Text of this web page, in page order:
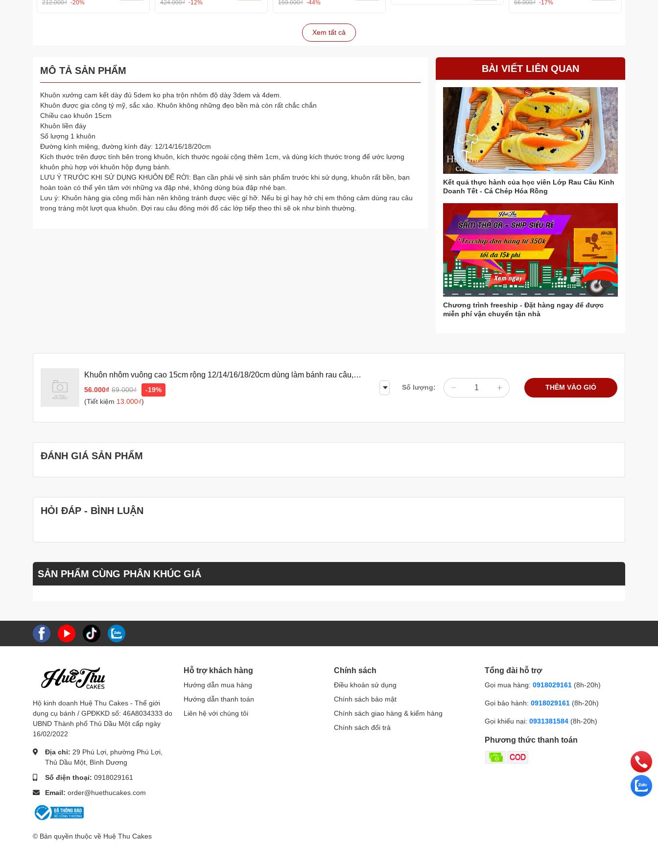
212.000₫ -20% 424.000₫ -12% 159.000₫ -44% 66.000₫ -17%
Xem tất cả
MÔ TẢ SẢN PHẨM
Khuôn xưởng cam kết dày đủ 5dem ko pha trộn nhôm độ dày 3dem và 4dem.
Khuôn được gia công tỷ mỹ, sắc xảo. Khuôn không những đẹo bền mà còn rất chắc chắn
Chiều cao khuôn 15cm
Khuôn liền đáy
Số lượng 1 khuôn
Đường kính miệng, đường kính đáy: 12/14/16/18/20cm
Kích thước trên được tính bên trong khuôn, kích thước ngoài cộng thêm 1cm, và dùng kích thước trong để ước lượng
khuôn phù hợp với khuôn hộp đựng bánh.
LƯU Ý TRƯỚC KHI SỬ DỤNG KHUÔN ĐẾ RỜI: Bạn cần phải vệ sinh sản phẩm trước khi sử dụng, khuôn rất bền, bạn
hoàn toàn có thể yên tâm với những va đập nhé, không dùng búa đập nhé bạn.
Lưu ý: Khuôn hàng gia công mối hàn nên không tránh được việc gỉ hỡ. Nếu bị gỉ hay hở chị em thông cảm dùng rau câu
trong tráng một lượt qua khuôn. Đợi rau câu đông mới đổ các lớp tiếp theo thì sẽ ok như bình thường.
BÀI VIẾT LIÊN QUAN
Kết quả thực hành của học viên Lớp Rau Câu Kinh
Doanh Tết - Cá Chép Hóa Rồng
Chương trình freeship - Đặt hàng ngay để được
miễn phí vận chuyển tận nhà
Khuôn nhôm vuông cao 15cm rộng 12/14/16/18/20cm dùng làm bánh rau câu,
bánh sinh nhật, bánh gato
56.000₫ 69.000₫
-19%
(Tiết kiệm 13.000₫)
Số lượng: THÊM VÀO GIỎ
ĐÁNH GIÁ SẢN PHẨM
HỎI ĐÁP - BÌNH LUẬN
SẢN PHẨM CÙNG PHÂN KHÚC GIÁ
Hộ kinh doanh Huệ Thu Cakes - Thế giới
dụng cụ bánh / GPĐKKD số: 46A8034333 do
UBND Thành phố Thủ Dầu Một cấp ngày
16/02/2022
Địa chỉ: 29 Phú Lợi, phường Phú Lợi,
Thủ Dầu Một, Bình Dương
Số điện thoại: 0918029161
Email: order@huethucakes.com
Hỗ trợ khách hàng
Hướng dẫn mua hàng
Hướng dẫn thanh toán
Liên hệ với chúng tôi
Chính sách
Điều khoản sử dụng
Chính sách bảo mật
Chính sách giao hàng & kiểm hàng
Chính sách đổi trả
Tổng đài hỗ trợ
Gọi mua hàng: 0918029161 (8h-20h)
Gọi bảo hành: 0918029161 (8h-20h)
Gọi khiếu nại: 0931381584 (8h-20h)
Phương thức thanh toán
© Bản quyền thuộc về Huệ Thu Cakes